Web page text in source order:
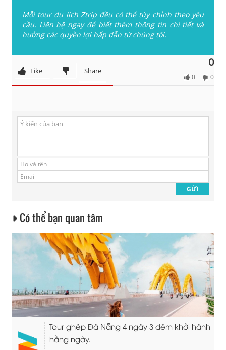
Mỗi tour du lịch Ztrip đều có thể tùy chỉnh theo yêu
cầu. Liên hệ ngay để biết thêm thông tin chi tiết và
hưởng các quyền lợi hấp dẫn từ chúng tôi.
Like Share
0
0
0
Có thể bạn quan tâm
Tour ghép Đà Nẵng 4 ngày 3 đêm khởi hành
hằng ngày.